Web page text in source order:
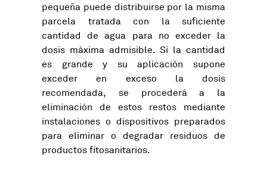
pequeña puede distribuirse por la misma
parcela tratada con la suficiente
cantidad de agua para no exceder la
dosis máxima admisible. Si la cantidad
es grande y su aplicación supone
exceder en exceso la dosis
recomendada, se procederá a la
eliminación de estos restos mediante
instalaciones o dispositivos preparados
para eliminar o degradar residuos de
productos fitosanitarios.